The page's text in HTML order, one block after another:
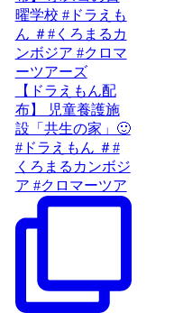
【ドラえもん配
布】 児童養護施
設「共生の家」🙂
#ドラえもん ＃#
くろまるカンボジ
ア #クロマーツア